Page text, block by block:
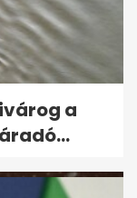
zajlik
pár nap...
a